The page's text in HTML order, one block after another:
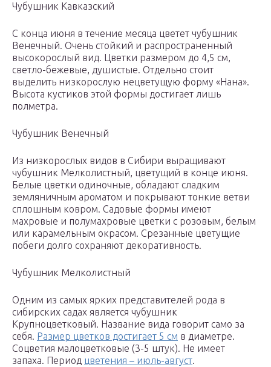
Чубушник Кавказский
С конца июня в течение месяца цветет чубушник
Венечный. Очень стойкий и распространенный
высокорослый вид. Цветки размером до 4,5 см,
светло-бежевые, душистые. Отдельно стоит
выделить низкорослую нецветущую форму «Нана».
Высота кустиков этой формы достигает лишь
полметра.
Чубушник Венечный
Из низкорослых видов в Сибири выращивают
чубушник Мелколистный, цветущий в конце июня.
Белые цветки одиночные, обладают сладким
земляничным ароматом и покрывают тонкие ветви
сплошным ковром. Садовые формы имеют
махровые и полумахровые цветки с розовым, белым
или карамельным окрасом. Срезанные цветущие
побеги долго сохраняют декоративность.
Чубушник Мелколистный
Одним из самых ярких представителей рода в
сибирских садах является чубушник
Крупноцветковый. Название вида говорит само за
себя. Размер цветков достигает 5 см в диаметре.
Соцветия малоцветковые (3-5 штук). Не имеет
запаха. Период цветения – июль-август.